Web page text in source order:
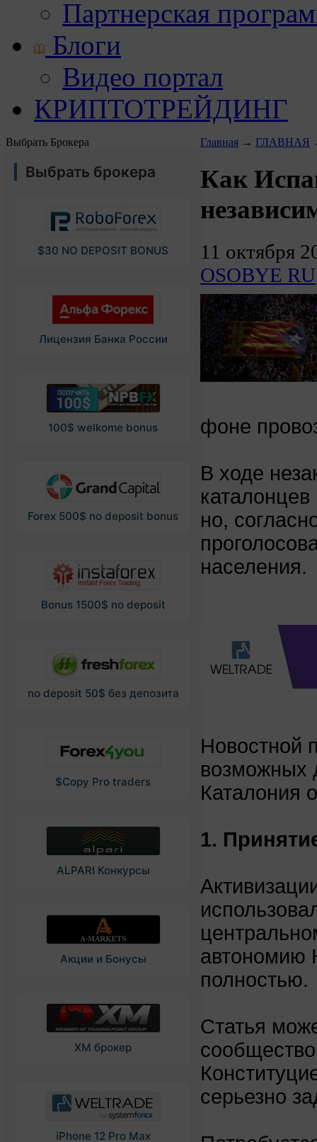
Партнерская
Блоги
Видео портал
КРИПТОТРЕЙДИНГ
Выбрать Брокера
Выбрать брокера
$30 NO DEPOSIT BONUS
Лицензия Банка России
100$ welkome bonus
Forex 500$ no deposit bonus
Bonus 1500$ no deposit
no deposit 50$ без депозита
$Copy Pro traders
ALPARI Конкурсы
Акции и Бонусы
XM брокер
iPhone 12 Pro Max
Главная → ГЛАВНАЯ
Как
11 октября
OSOBYE RU
фоне
В ходе
но,
населения.
Новостной
возможных
Каталония
1.
автономию
полностью.
Статья
серьезно